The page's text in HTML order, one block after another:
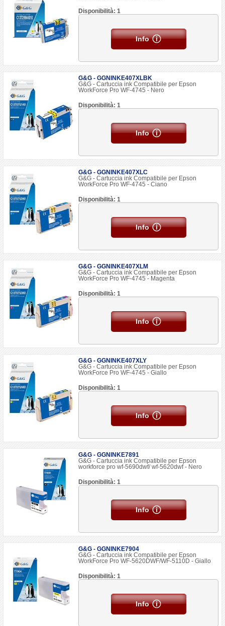
Disponibilità: 1
Info
G&G - GGNINKE407XLBK
G&G - Cartuccia ink Compatibile per Epson
WorkForce Pro WF-4745 - Nero
Disponibilità: 1
Info
G&G - GGNINKE407XLC
G&G - Cartuccia ink Compatibile per Epson
WorkForce Pro WF-4745 - Ciano
Disponibilità: 1
Info
G&G - GGNINKE407XLM
G&G - Cartuccia ink Compatibile per Epson
WorkForce Pro WF-4745 - Magenta
Disponibilità: 1
Info
G&G - GGNINKE407XLY
G&G - Cartuccia ink Compatibile per Epson
WorkForce Pro WF-4745 - Giallo
Disponibilità: 1
Info
G&G - GGNINKE7891
G&G - Cartuccia ink Compatibile per Epson
workforce pro wf-5690dwf/ wf-5620dwf - Nero
Disponibilità: 1
Info
G&G - GGNINKE7904
G&G - Cartuccia ink Compatibile per Epson
WorkForce Pro WF-5620DWF/WF-5110D - Giallo
Disponibilità: 1
Info